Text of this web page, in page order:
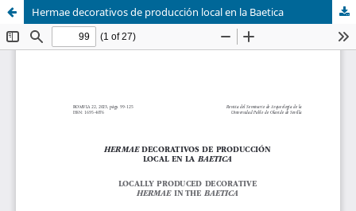
Hermae decorativos de producción local en la Baetica